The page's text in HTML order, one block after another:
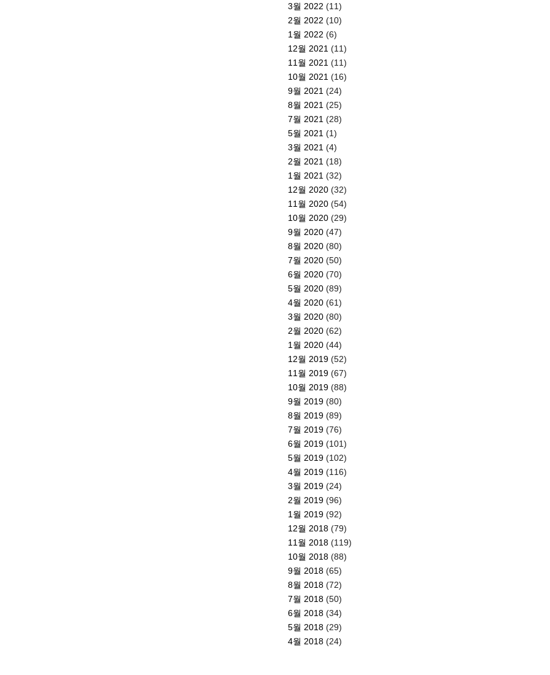
3월 2022 (11)
2월 2022 (10)
1월 2022 (6)
12월 2021 (11)
11월 2021 (11)
10월 2021 (16)
9월 2021 (24)
8월 2021 (25)
7월 2021 (28)
5월 2021 (1)
3월 2021 (4)
2월 2021 (18)
1월 2021 (32)
12월 2020 (32)
11월 2020 (54)
10월 2020 (29)
9월 2020 (47)
8월 2020 (80)
7월 2020 (50)
6월 2020 (70)
5월 2020 (89)
4월 2020 (61)
3월 2020 (80)
2월 2020 (62)
1월 2020 (44)
12월 2019 (52)
11월 2019 (67)
10월 2019 (88)
9월 2019 (80)
8월 2019 (89)
7월 2019 (76)
6월 2019 (101)
5월 2019 (102)
4월 2019 (116)
3월 2019 (24)
2월 2019 (96)
1월 2019 (92)
12월 2018 (79)
11월 2018 (119)
10월 2018 (88)
9월 2018 (65)
8월 2018 (72)
7월 2018 (50)
6월 2018 (34)
5월 2018 (29)
4월 2018 (24)